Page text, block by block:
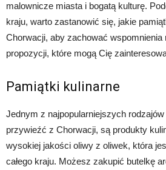
malownicze miasta i bogatą kulturę.
kraju, warto zastanowić się, jakie
Chorwacji, aby zachować wspomnienia
propozycji, które mogą Cię
Pamiątki kulinarne
Jednym z najpopularniejszych
przywieźć z Chorwacji, są produkty
wysokiej jakości oliwy z oliwek, która
całego kraju. Możesz zakupić butelkę